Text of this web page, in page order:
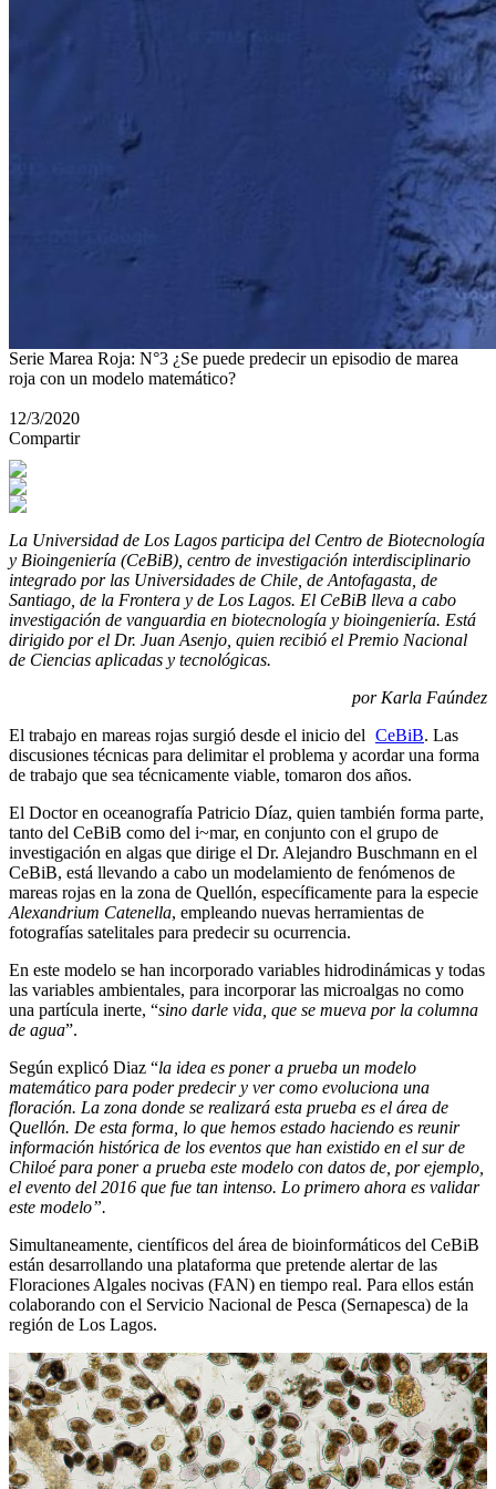
Serie Marea Roja: N°3 ¿Se puede predecir un episodio de marea
roja con un modelo matemático?
12/3/2020
Compartir
La Universidad de Los Lagos participa del Centro de Biotecnología
y Bioingeniería (CeBiB), centro de investigación interdisciplinario
integrado por las Universidades de Chile, de Antofagasta, de
Santiago, de la Frontera y de Los Lagos. El CeBiB lleva a cabo
investigación de vanguardia en biotecnología y bioingeniería. Está
dirigido por el Dr. Juan Asenjo, quien recibió el Premio Nacional
de Ciencias aplicadas y tecnológicas.
por Karla Faúndez
El trabajo en mareas rojas surgió desde el inicio del CeBiB. Las
discusiones técnicas para delimitar el problema y acordar una forma
de trabajo que sea técnicamente viable, tomaron dos años.
El Doctor en oceanografía Patricio Díaz, quien también forma parte,
tanto del CeBiB como del i~mar, en conjunto con el grupo de
investigación en algas que dirige el Dr. Alejandro Buschmann en el
CeBiB, está llevando a cabo un modelamiento de fenómenos de
mareas rojas en la zona de Quellón, específicamente para la especie
Alexandrium Catenella, empleando nuevas herramientas de
fotografías satelitales para predecir su ocurrencia.
En este modelo se han incorporado variables hidrodinámicas y todas
las variables ambientales, para incorporar las microalgas no como
una partícula inerte, “sino darle vida, que se mueva por la columna
de agua”.
Según explicó Diaz “la idea es poner a prueba un modelo
matemático para poder predecir y ver como evoluciona una
floración. La zona donde se realizará esta prueba es el área de
Quellón. De esta forma, lo que hemos estado haciendo es reunir
información histórica de los eventos que han existido en el sur de
Chiloé para poner a prueba este modelo con datos de, por ejemplo,
el evento del 2016 que fue tan intenso. Lo primero ahora es validar
este modelo”.
Simultaneamente, científicos del área de bioinformáticos del CeBiB
están desarrollando una plataforma que pretende alertar de las
Floraciones Algales nocivas (FAN) en tiempo real. Para ellos están
colaborando con el Servicio Nacional de Pesca (Sernapesca) de la
región de Los Lagos.